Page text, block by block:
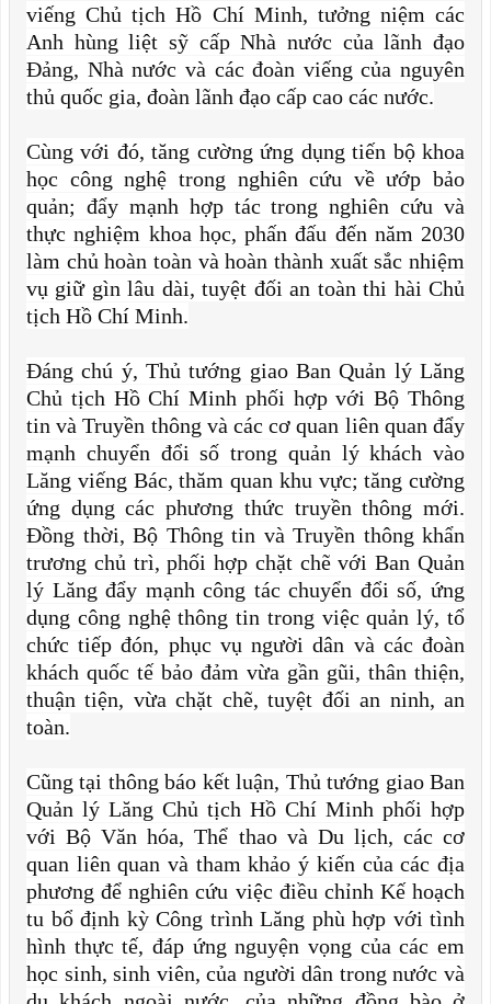
viếng Chủ tịch Hồ Chí Minh, tưởng niệm các
Anh hùng liệt sỹ cấp Nhà nước của lãnh đạo
Đảng, Nhà nước và các đoàn viếng của nguyên
thủ quốc gia, đoàn lãnh đạo cấp cao các nước.
Cùng với đó, tăng cường ứng dụng tiến bộ khoa
học công nghệ trong nghiên cứu về ướp bảo
quản; đẩy mạnh hợp tác trong nghiên cứu và
thực nghiệm khoa học, phấn đấu đến năm 2030
làm chủ hoàn toàn và hoàn thành xuất sắc nhiệm
vụ giữ gìn lâu dài, tuyệt đối an toàn thi hài Chủ
tịch Hồ Chí Minh.
Đáng chú ý, Thủ tướng giao Ban Quản lý Lăng
Chủ tịch Hồ Chí Minh phối hợp với Bộ Thông
tin và Truyền thông và các cơ quan liên quan đẩy
mạnh chuyển đổi số trong quản lý khách vào
Lăng viếng Bác, thăm quan khu vực; tăng cường
ứng dụng các phương thức truyền thông mới.
Đồng thời, Bộ Thông tin và Truyền thông khẩn
trương chủ trì, phối hợp chặt chẽ với Ban Quản
lý Lăng đẩy mạnh công tác chuyển đổi số, ứng
dụng công nghệ thông tin trong việc quản lý, tổ
chức tiếp đón, phục vụ người dân và các đoàn
khách quốc tế bảo đảm vừa gần gũi, thân thiện,
thuận tiện, vừa chặt chẽ, tuyệt đối an ninh, an
toàn.
Cũng tại thông báo kết luận, Thủ tướng giao Ban
Quản lý Lăng Chủ tịch Hồ Chí Minh phối hợp
với Bộ Văn hóa, Thể thao và Du lịch, các cơ
quan liên quan và tham khảo ý kiến của các địa
phương để nghiên cứu việc điều chỉnh Kế hoạch
tu bổ định kỳ Công trình Lăng phù hợp với tình
hình thực tế, đáp ứng nguyện vọng của các em
học sinh, sinh viên, của người dân trong nước và